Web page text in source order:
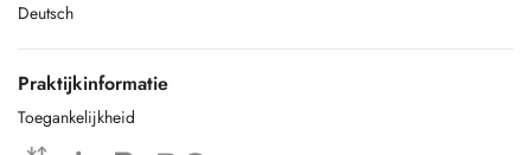
Deutsch
Praktijkinformatie
Toegankelijkheid